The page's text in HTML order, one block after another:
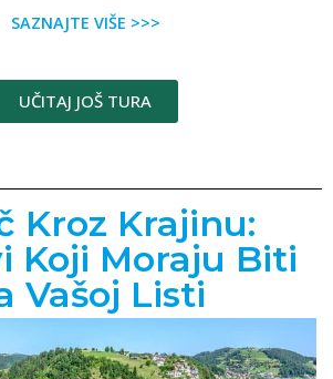
SAZNAJTE VIŠE >>>
UČITAJ JOŠ TURA
Kroz Krajinu:
Koji Moraju Biti
Vašoj Listi